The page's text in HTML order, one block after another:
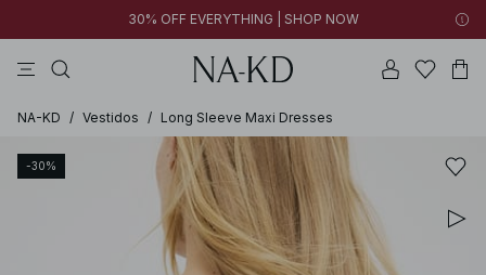
30% OFF EVERYTHING | SHOP NOW
NA-KD / Vestidos / Long Sleeve Maxi Dresses
-30%